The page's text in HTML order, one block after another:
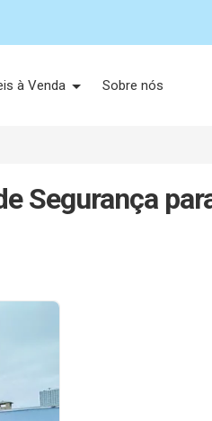
à Venda Sobre nós
Segurança